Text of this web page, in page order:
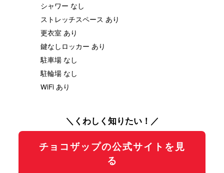
シャワー なし
ストレッチスペース あり
更衣室 あり
鍵なしロッカー あり
駐車場 なし
駐輪場 なし
WiFi あり
＼くわしく知りたい！／
チョコザップの公式サイトを見
る